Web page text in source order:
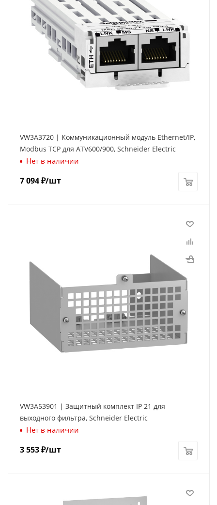
VW3A3720 | Коммуникационный модуль Ethernet/IP,
Modbus TCP для ATV600/900, Schneider Electric
Нет в наличии
7 094₽/шт
VW3A53901 | Защитный комплект IP 21 для
выходного фильтра, Schneider Electric
Нет в наличии
3 553₽/шт